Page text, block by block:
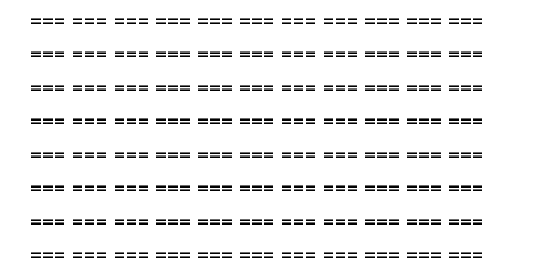
=== === === === === === === === === === ===
=== === === === === === === === === === ===
=== === === === === === === === === === ===
=== === === === === === === === === === ===
=== === === === === === === === === === ===
=== === === === === === === === === === ===
=== === === === === === === === === === ===
=== === === === === === === === === === ===